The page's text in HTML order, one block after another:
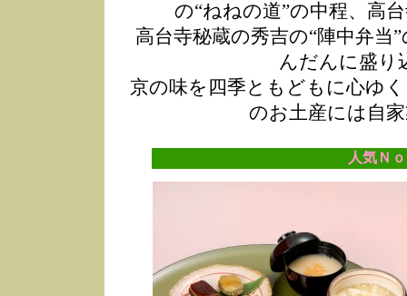
の“ねねの道”の中程、高
高台寺秘蔵の秀吉の“陣中弁
んだんに盛り
京の味を四季ともどもに心ゆ
のお土産には自
人気Ｎ